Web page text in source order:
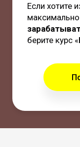
Если хотите
берите курс «